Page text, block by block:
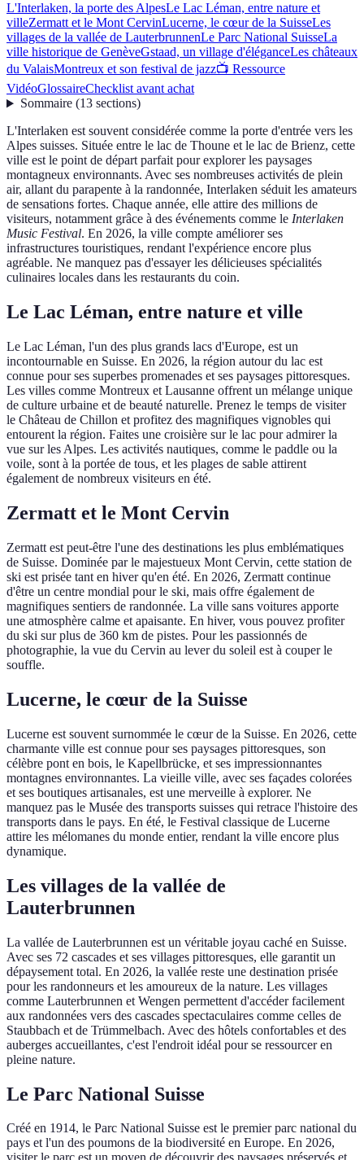
L'Interlaken, la porte des AlpesLe Lac Léman, entre nature et
villeZermatt et le Mont CervinLucerne, le cœur de la SuisseLes
villages de la vallée de LauterbrunnenLe Parc National SuisseLa
ville historique de GenèveGstaad, un village d'éléganceLes châteaux
du ValaisMontreux et son festival de jazz📺 Ressource
VidéoGlossaireChecklist avant achat
Sommaire(13 sections)
L'Interlaken est souvent considérée comme la porte d'entrée vers les
Alpes suisses. Située entre le lac de Thoune et le lac de Brienz, cette
ville est le point de départ parfait pour explorer les paysages
montagneux environnants. Avec ses nombreuses activités de plein
air, allant du parapente à la randonnée, Interlaken séduit les amateurs
de sensations fortes. Chaque année, elle attire des millions de
visiteurs, notamment grâce à des événements comme le Interlaken
Music Festival. En 2026, la ville compte améliorer ses
infrastructures touristiques, rendant l'expérience encore plus
agréable. Ne manquez pas d'essayer les délicieuses spécialités
culinaires locales dans les restaurants du coin.
Le Lac Léman, entre nature et ville
Le Lac Léman, l'un des plus grands lacs d'Europe, est un
incontournable en Suisse. En 2026, la région autour du lac est
connue pour ses superbes promenades et ses paysages pittoresques.
Les villes comme Montreux et Lausanne offrent un mélange unique
de culture urbaine et de beauté naturelle. Prenez le temps de visiter
le Château de Chillon et profitez des magnifiques vignobles qui
entourent la région. Faites une croisière sur le lac pour admirer la
vue sur les Alpes. Les activités nautiques, comme le paddle ou la
voile, sont à la portée de tous, et les plages de sable attirent
également de nombreux visiteurs en été.
Zermatt et le Mont Cervin
Zermatt est peut-être l'une des destinations les plus emblématiques
de Suisse. Dominée par le majestueux Mont Cervin, cette station de
ski est prisée tant en hiver qu'en été. En 2026, Zermatt continue
d'être un centre mondial pour le ski, mais offre également de
magnifiques sentiers de randonnée. La ville sans voitures apporte
une atmosphère calme et apaisante. En hiver, vous pouvez profiter
du ski sur plus de 360 km de pistes. Pour les passionnés de
photographie, la vue du Cervin au lever du soleil est à couper le
souffle.
Lucerne, le cœur de la Suisse
Lucerne est souvent surnommée le cœur de la Suisse. En 2026, cette
charmante ville est connue pour ses paysages pittoresques, son
célèbre pont en bois, le Kapellbrücke, et ses impressionnantes
montagnes environnantes. La vieille ville, avec ses façades colorées
et ses boutiques artisanales, est une merveille à explorer. Ne
manquez pas le Musée des transports suisses qui retrace l'histoire des
transports dans le pays. En été, le Festival classique de Lucerne
attire les mélomanes du monde entier, rendant la ville encore plus
dynamique.
Les villages de la vallée de
Lauterbrunnen
La vallée de Lauterbrunnen est un véritable joyau caché en Suisse.
Avec ses 72 cascades et ses villages pittoresques, elle garantit un
dépaysement total. En 2026, la vallée reste une destination prisée
pour les randonneurs et les amoureux de la nature. Les villages
comme Lauterbrunnen et Wengen permettent d'accéder facilement
aux randonnées vers des cascades spectaculaires comme celles de
Staubbach et de Trümmelbach. Avec des hôtels confortables et des
auberges accueillantes, c'est l'endroit idéal pour se ressourcer en
pleine nature.
Le Parc National Suisse
Créé en 1914, le Parc National Suisse est le premier parc national du
pays et l'un des poumons de la biodiversité en Europe. En 2026,